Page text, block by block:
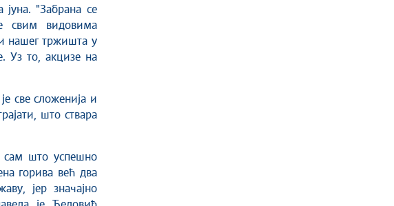
јуна. "Забрана се
свим видовима
нашег тржишта у
Уз то, акцизе на
све сложенија и
што ствара
сам што успешно
горива већ два
јер значајно